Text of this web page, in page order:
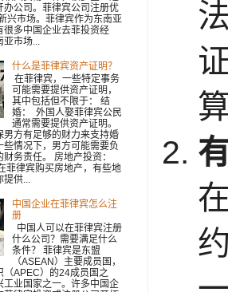
办公司。菲律宾公司注册优
兴市场。菲律宾作为东南亚
很多中国企业去菲投资经
亚市场...
什么是菲律宾资产证明？
在菲律宾，一些特定事务
可能需要提供资产证明，
其中包括但不限于： 结
婚： 外国人娶菲律宾公民
通常需要提供资产证明。
男方有足够的财力来支持婚
些情况下，男方可能需要负
务责任。 房地产投资：
菲律宾购买房地产，有些地
提供...
中国企业在菲律宾怎么注
册
中国人可以在菲律宾注册
什么公司？需要满足什么
条件？ 菲律宾是东盟
（ASEAN）主要成员国，
（APEC）的24成员国之
工业国家之一。许多中国企